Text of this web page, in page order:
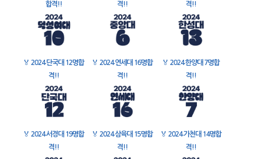
합격!!
격!!
격!!
🏅 2024 단국대 12명합
격!!
🏅 2024 연세대 16명합
격!!
🏅 2024 한양대 7명합
격!!
🏅 2024 서경대 19명합
격!!
🏅 2024 삼육대 15명합
격!!
🏅 2024 가천대 14명합
격!!